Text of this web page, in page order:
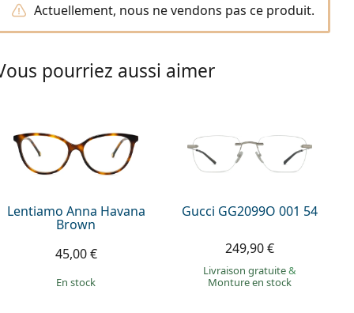
Actuellement, nous ne vendons pas ce produit.
pourriez aussi aimer
Lentiamo Anna Havana
Brown
45,00 €
en stock
Gucci GG2099O 001 54
249,90 €
Livraison gratuite&
Monture en stock